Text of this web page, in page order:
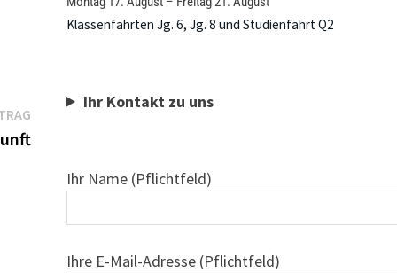
Nächster
Beitrag:
Klassenfahrten Jg. 6, Jg. 8 und Studienfahrt Q2
Ihr Kontakt zu uns
Ihr Name (Pflichtfeld)
Ihre E-Mail-Adresse (Pflichtfeld)